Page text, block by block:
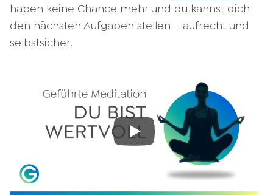
haben keine Chance mehr und du kannst dich
den nächsten Aufgaben stellen – aufrecht und
selbstsicher.